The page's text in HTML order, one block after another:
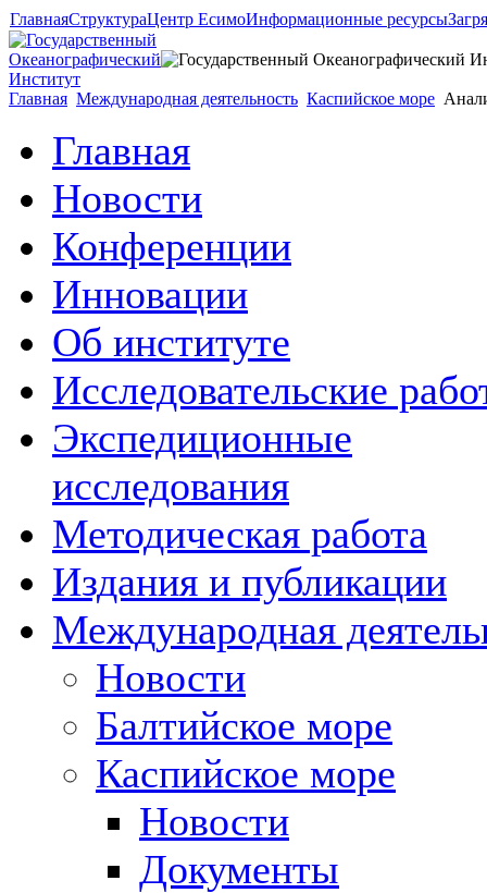
ГлавнаяСтруктураЦентр ЕсимоИнформационные ресурсы
Главная Международная деятельность Каспийское море
Главная
Новости
Конференции
Инновации
Об институте
Исследовательские
Экспедиционные
исследования
Методическая работа
Издания и публикации
Международная
Новости
Балтийское море
Каспийское море
Новости
Документы